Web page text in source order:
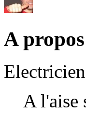
A
A l'aise